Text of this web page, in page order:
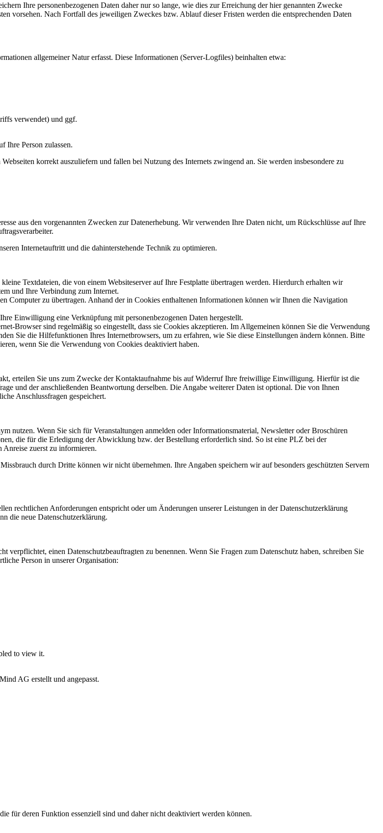
Ihre personenbezogenen Daten daher nur so lange, wie dies zur Erreichung der hier genannten Zwecke
vorsehen. Nach Fortfall des jeweiligen Zweckes bzw. Ablauf dieser Fristen werden die entsprechenden Daten
allgemeiner Natur erfasst. Diese Informationen (Server-Logfiles) beinhalten etwa:
verwendet) und ggf.
Ihre Person zulassen.
korrekt auszuliefern und fallen bei Nutzung des Internets zwingend an. Sie werden insbesondere zu
aus den vorgenannten Zwecken zur Datenerhebung. Wir verwenden Ihre Daten nicht, um Rückschlüsse auf Ihre
Internetauftritt und die dahinterstehende Technik zu optimieren.
Textdateien, die von einem Websiteserver auf Ihre Festplatte übertragen werden. Hierdurch erhalten wir
und Ihre Verbindung zum Internet.
Computer zu übertragen. Anhand der in Cookies enthaltenen Informationen können wir Ihnen die Navigation
Einwilligung eine Verknüpfung mit personenbezogenen Daten hergestellt.
Browser sind regelmäßig so eingestellt, dass sie Cookies akzeptieren. Im Allgemeinen können Sie die Verwendung
Sie die Hilfefunktionen Ihres Internetbrowsers, um zu erfahren, wie Sie diese Einstellungen ändern können. Bitte
wenn Sie die Verwendung von Cookies deaktiviert haben.
erteilen Sie uns zum Zwecke der Kontaktaufnahme bis auf Widerruf Ihre freiwillige Einwilligung. Hierfür ist die
und der anschließenden Beantwortung derselben. Die Angabe weiterer Daten ist optional. Die von Ihnen
Anschlussfragen gespeichert.
nutzen. Wenn Sie sich für Veranstaltungen anmelden oder Informationsmaterial, Newsletter oder Broschüren
die für die Erledigung der Abwicklung bzw. der Bestellung erforderlich sind. So ist eine PLZ bei der
Anreise zuerst zu informieren.
durch Dritte können wir nicht übernehmen. Ihre Angaben speichern wir auf besonders geschützten Servern
rechtlichen Anforderungen entspricht oder um Änderungen unserer Leistungen in der Datenschutzerklärung
die neue Datenschutzerklärung.
einen Datenschutzbeauftragten zu benennen. Wenn Sie Fragen zum Datenschutz haben, schreiben Sie
Person in unserer Organisation:
to view it.
AG erstellt und angepasst.
für deren Funktion essenziell sind und daher nicht deaktiviert werden können.